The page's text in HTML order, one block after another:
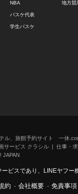
NBA
バスケ代表
学生バスケ
地方競
ル、旅館予約サイト 一休
サービス クラシル 仕事・
JAPAN
ビスであり、LINEヤフ
約 - 会社概要 - 免責事項